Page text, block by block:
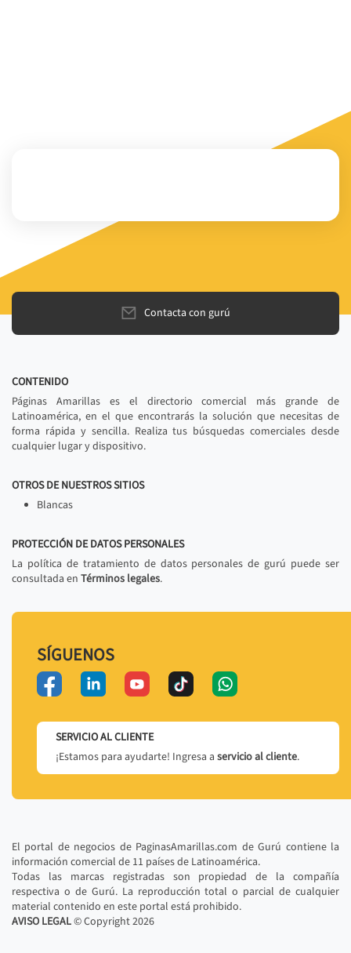
Contacta con gurú
CONTENIDO
Páginas Amarillas es el directorio comercial más grande de
Latinoamérica, en el que encontrarás la solución que necesitas de
forma rápida y sencilla. Realiza tus búsquedas comerciales desde
cualquier lugar y dispositivo.
OTROS DE NUESTROS SITIOS
Blancas
PROTECCIÓN DE DATOS PERSONALES
La política de tratamiento de datos personales de gurú puede ser
consultada en Términos legales.
SÍGUENOS
SERVICIO AL CLIENTE
¡Estamos para ayudarte! Ingresa a servicio al cliente.
El portal de negocios de PaginasAmarillas.com de Gurú contiene la
información comercial de 11 países de Latinoamérica.
Todas las marcas registradas son propiedad de la compañía
respectiva o de Gurú. La reproducción total o parcial de cualquier
material contenido en este portal está prohibido.
AVISO LEGAL© Copyright2026